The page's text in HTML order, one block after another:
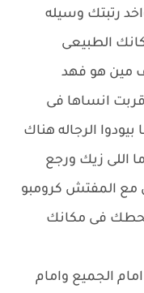
رتبتك وسيله
الطبيعى
مين هو فهد
انساها فى
الرجاله هناك
اللى زيك ورجع
مع المفتش كرومبو
فى مكانك
الجميع وامام